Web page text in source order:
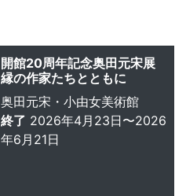
開館20周年記念奥田元宋展
縁の作家たちとともに
奥田元宋・小由女美術館
終了 2026年4月23日〜2026
年6月21日